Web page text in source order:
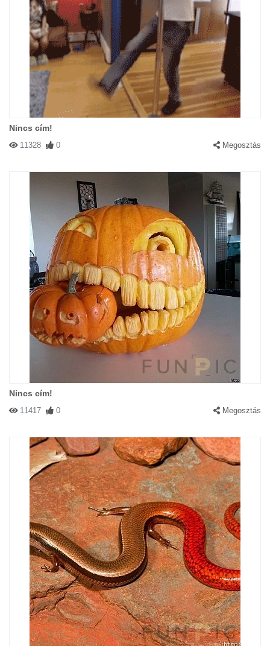
Nincs cím!
11328 0 Megosztás
Nincs cím!
11417 0 Megosztás